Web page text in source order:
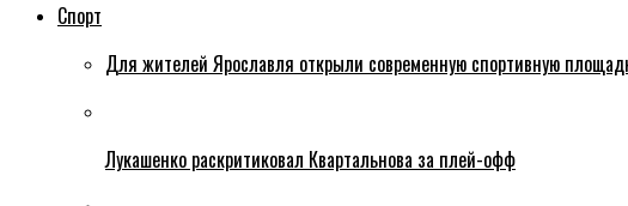
Спорт
Для жителей Ярославля открыли современную спортивную
Лукашенко раскритиковал Квартальнова за плей-офф